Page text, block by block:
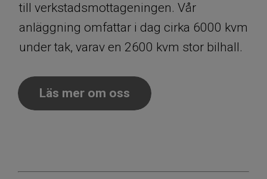
till verkstadsmottageningen. Vår
anläggning omfattar i dag cirka 6000 kvm
under tak, varav en 2600 kvm stor bilhall.
Läs mer om oss